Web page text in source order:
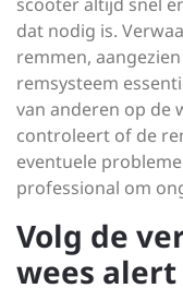
dat nodig is.
remmen,
remsysteem
van anderen op de
controleert of de
eventuele
professional om
Volg de
wees